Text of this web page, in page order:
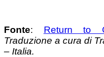
Fonte: Return to
Traduzione a cura di
– Italia.